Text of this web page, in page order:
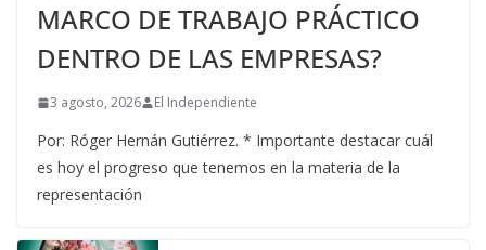
MARCO DE TRABAJO PRÁCTICO
DENTRO DE LAS EMPRESAS?
3 agosto, 2026 El Independiente
Por: Róger Hernán Gutiérrez. * Importante destacar cuál
es hoy el progreso que tenemos en la materia de la
representación